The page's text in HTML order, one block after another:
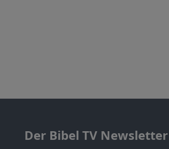
Der Bibel TV Newsletter